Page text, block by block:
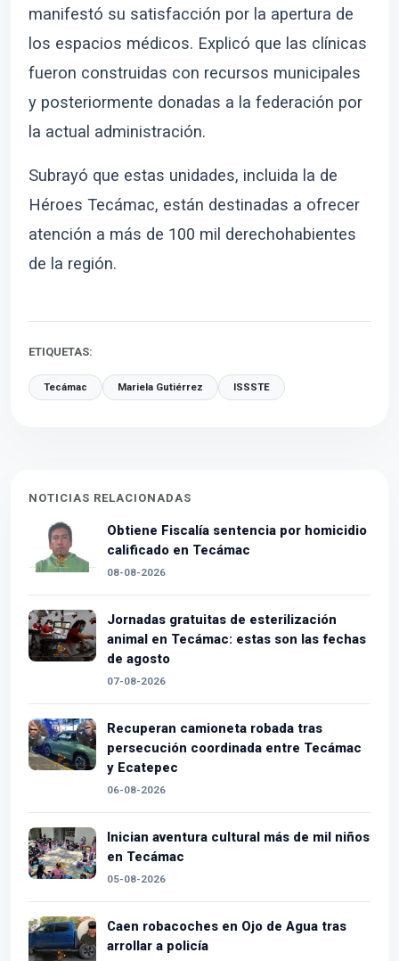
manifestó su satisfacción por la apertura de
los espacios médicos. Explicó que las clínicas
fueron construidas con recursos municipales
y posteriormente donadas a la federación por
la actual administración.
Subrayó que estas unidades, incluida la de
Héroes Tecámac, están destinadas a ofrecer
atención a más de 100 mil derechohabientes
de la región.
ETIQUETAS:
Tecámac Mariela Gutiérrez ISSSTE
NOTICIAS RELACIONADAS
Obtiene Fiscalía sentencia por homicidio
calificado en Tecámac
08-08-2026
Jornadas gratuitas de esterilización
animal en Tecámac: estas son las fechas
de agosto
07-08-2026
Recuperan camioneta robada tras
persecución coordinada entre Tecámac
y Ecatepec
06-08-2026
Inician aventura cultural más de mil niños
en Tecámac
05-08-2026
Caen robacoches en Ojo de Agua tras
arrollar a policía